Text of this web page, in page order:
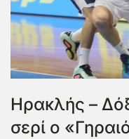
Ηρακλής –
σερί ο